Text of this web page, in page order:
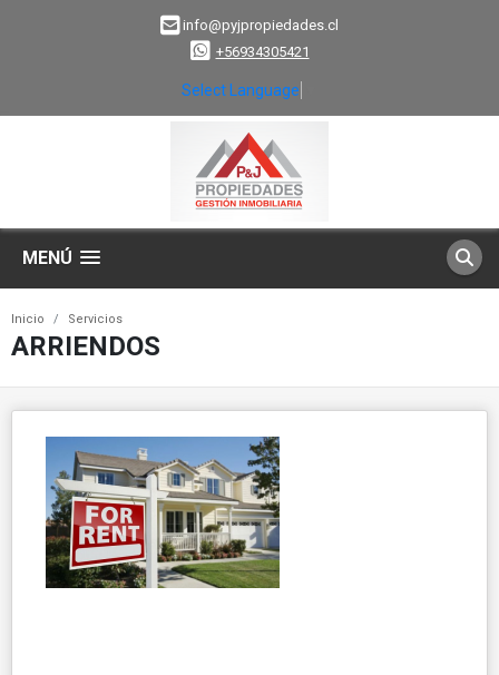
info@pyjpropiedades.cl
+56934305421
Select Language
MENÚ
Inicio Servicios
ARRIENDOS